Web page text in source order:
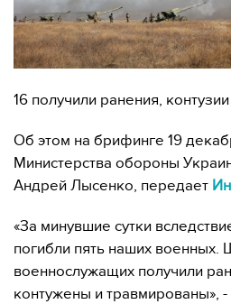
16 получили ранения,
Об этом на брифинге 19
Министерства обороны
Андрей Лысенко, передает
«За минувшие сутки
погибли пять наших военных.
военнослужащих получили
контужены и травмированы», -